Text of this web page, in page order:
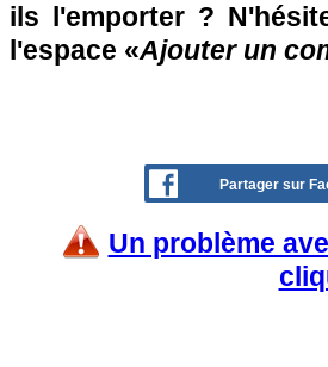
ils l'emporter ?
l'espace «Ajouter un
Partager sur
Un problème